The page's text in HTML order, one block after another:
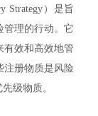
Strategy）是旨
管理的行动。它
有效和高效地管
册物质是风险
级物质。